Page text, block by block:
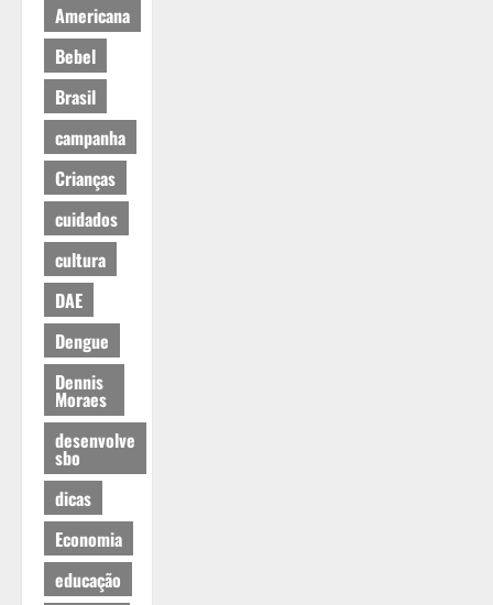
Americana
Bebel
Brasil
campanha
Crianças
cuidados
cultura
DAE
Dengue
Dennis
Moraes
desenvolve
sbo
dicas
Economia
educação